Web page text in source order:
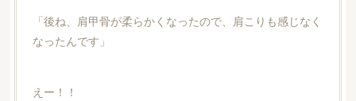
「後ね、肩甲骨が柔らかくなったので、肩こりも感じなく
なったんです」
えー！！